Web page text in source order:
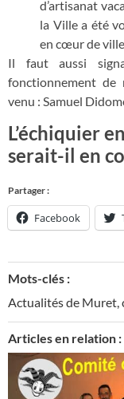
d’artisanat
la Ville a été
en cœur de ville.
Il faut aussi
fonctionnement
venu : Samuel
L’échiquier
serait-il en
Partager :
Facebook
Mots-clés :
Actualités de Muret,
Articles en relation :